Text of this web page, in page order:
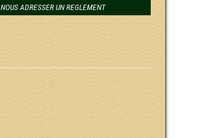
NOUS ADRESSER UN REGLEMENT